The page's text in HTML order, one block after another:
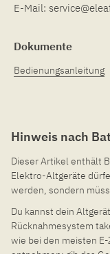
E-Mail:
Dokumente
Bedienungsanleitung
Hinweis nach
Dieser Artikel enthält
Elektro-Altgeräte
werden, sondern
Du kannst dein
Rücknahmesystem
wie bei den meisten